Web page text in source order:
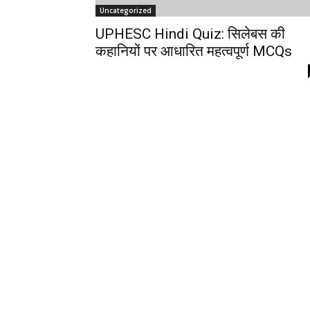
Uncategorized
UPHESC Hindi Quiz: सिलेबस की
कहानियों पर आधारित महत्वपूर्ण MCQs